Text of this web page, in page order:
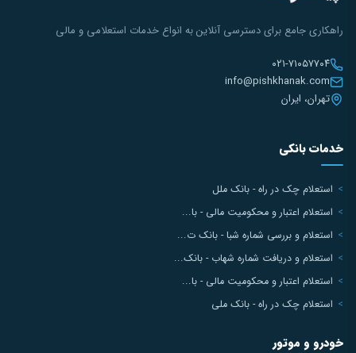
راهکاری جامع برای دسترسی آنلاین به انواع خدمات استعلامی و مالی
۰۲۱-۷۱۰۵۷۷۰۴
info@pishkhanak.com
تهران، ایران
خدمات بانکی
استعلام چک در راه - بانک ملل
استعلام اعتبار و محکومیت مالی - با...
استعلام و بررسی شماره شبا - بانک ت...
استعلام و دریافت شماره شهاب - بانک...
استعلام اعتبار و محکومیت مالی - با...
استعلام چک در راه - بانک ملی
خودرو و موتور